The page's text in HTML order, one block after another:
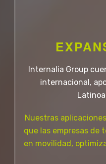
Internalia Group
internacional,
Nuestras
que las empresas de
en movilidad,